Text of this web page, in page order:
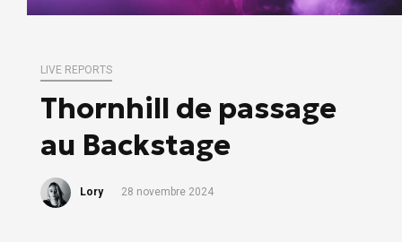
LIVE REPORTS
Thornhill de passage
au Backstage
Lory 28 novembre 2024